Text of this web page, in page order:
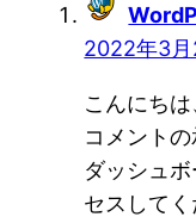
2022年3
こんにちは
コメント
ダッシュ
セスしてく